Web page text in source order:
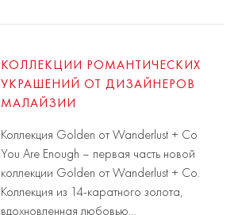
КОЛЛЕКЦИИ РОМАНТИЧЕСКИХ
УКРАШЕНИЙ ОТ ДИЗАЙНЕРОВ
МАЛАЙЗИИ
Коллекция Golden от Wanderlust + Co
You Are Enough – первая часть новой
коллекции Golden от Wanderlust + Co.
Коллекция из 14-каратного золота,
вдохновленная любовью…